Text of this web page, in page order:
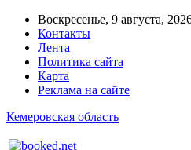
Воскресенье, 9 августа,
Контакты
Лента
Политика сайта
Карта
Реклама на сайте
Кемеровская область